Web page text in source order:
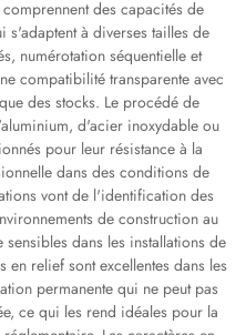
des capacités de
à diverses tailles de
numérotation séquentielle et
compatibilité transparente avec
des stocks. Le procédé de
d'acier inoxydable ou
pour leur résistance à la
dans des conditions de
vont de l'identification des
de construction au
dans les installations de
en relief sont excellentes dans les
permanente qui ne peut pas
ce qui les rend idéales pour la